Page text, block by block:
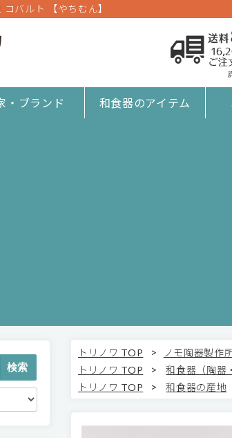
バルト 【やちむん】
・ブランド 和食器のアイテム
トリノワ TOP >
ノモ陶器製作
トリノワ TOP
> 和食器（陶器
トリノワ TOP
> 和食器の産地